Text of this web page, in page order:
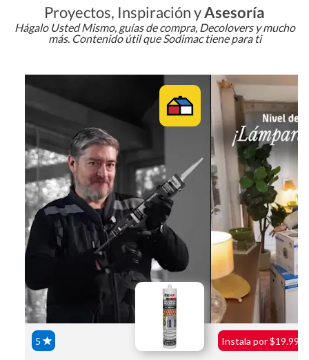
Proyectos, Inspiración yAsesoría
Hágalo Usted Mismo, guías de compra, Decolovers y mucho
más. Contenido útil que Sodimac tiene para ti